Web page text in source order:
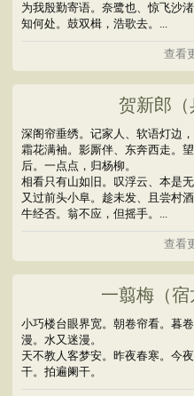
为我殷勤寄语。奈鹭也、惊飞沙
知何处。鼓双楫，浩歌去。...
查看
贺新郎（
深阁帘垂绣。记家人、软语灯边
霜花满袖。影厮伴、东奔西走。
后。一点点，归杨柳。
相看只有山如旧。叹浮云、本是
又过前头小阜。趁未发、且尝村
牛经否。翁不应，但摇手。...
查看
一翦梅（宿
小巧楼台眼界宽。朝卷帘看。暮
漫。水又迷漫。
天不教人客梦安。昨夜春寒。今
干。拍遍阑干。